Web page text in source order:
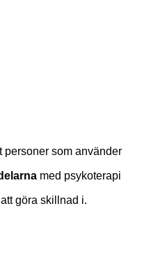
personer som använder
med psykoterapi
göra skillnad i.